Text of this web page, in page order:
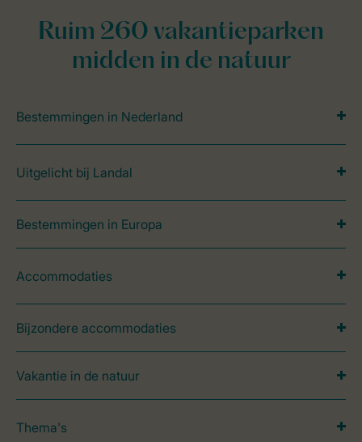
Ruim 260 vakantieparken
midden in de natuur
Bestemmingen in Nederland
Uitgelicht bij Landal
Bestemmingen in Europa
Accommodaties
Bijzondere accommodaties
Vakantie in de natuur
Thema's